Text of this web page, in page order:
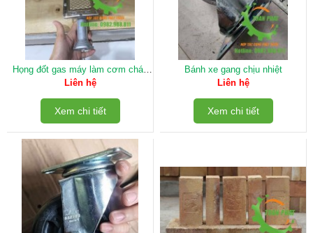
Họng đốt gas máy làm cơm cháy
kẹp
Liên hệ
Xem chi tiết
Bánh xe gang chịu nhiệt
Liên hệ
Xem chi tiết